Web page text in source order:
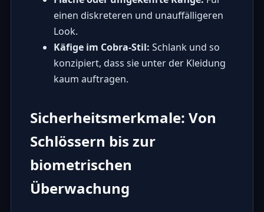
einen diskreteren und unauffälligeren
Look.
Käfige im Cobra-Stil: Schlank und so
konzipiert, dass sie unter der Kleidung
kaum auftragen.
Sicherheitsmerkmale: Von
Schlössern bis zur
biometrischen
Überwachung